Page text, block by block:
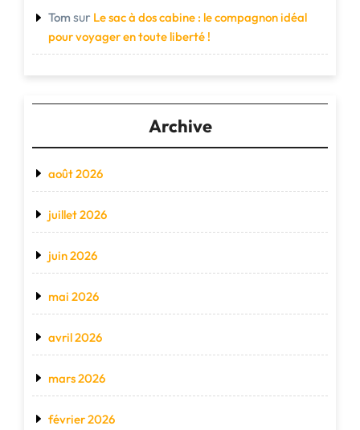
Tom sur Le sac à dos cabine : le compagnon idéal
pour voyager en toute liberté !
Archive
août 2026
juillet 2026
juin 2026
mai 2026
avril 2026
mars 2026
février 2026